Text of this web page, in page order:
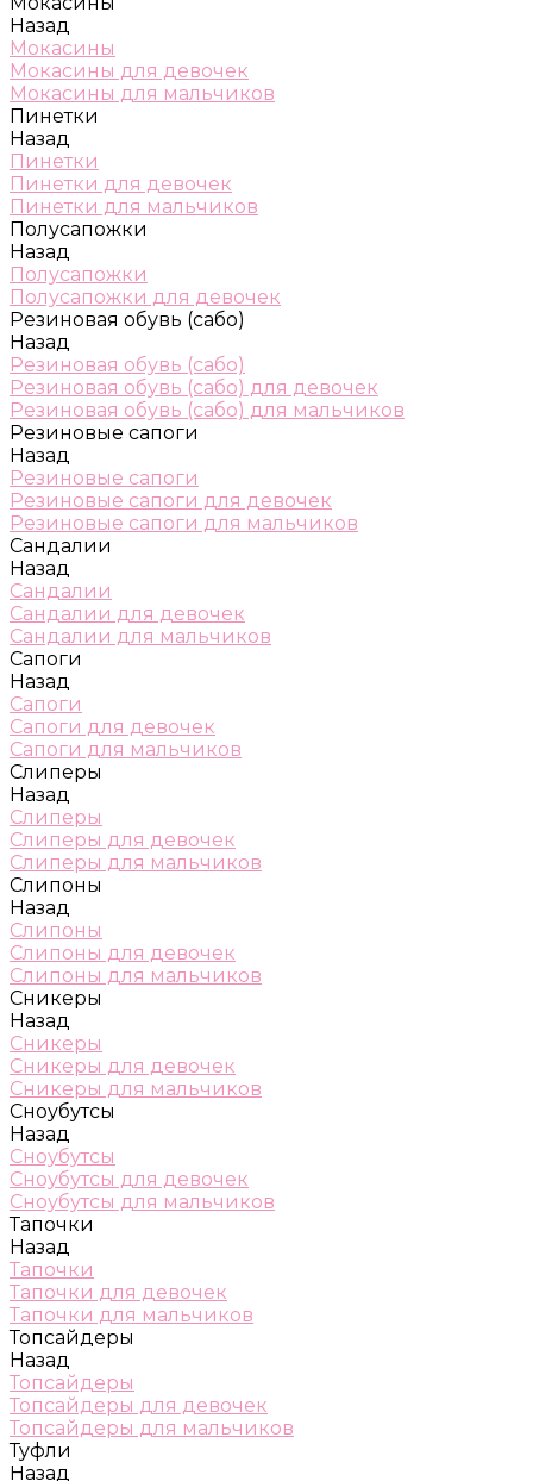
Назад
Мокасины
Мокасины для девочек
Мокасины для мальчиков
Пинетки
Назад
Пинетки
Пинетки для девочек
Пинетки для мальчиков
Полусапожки
Назад
Полусапожки
Полусапожки для девочек
Резиновая обувь (сабо)
Назад
Резиновая обувь (сабо)
Резиновая обувь (сабо) для девочек
Резиновая обувь (сабо) для мальчиков
Резиновые сапоги
Назад
Резиновые сапоги
Резиновые сапоги для девочек
Резиновые сапоги для мальчиков
Сандалии
Назад
Сандалии
Сандалии для девочек
Сандалии для мальчиков
Сапоги
Назад
Сапоги
Сапоги для девочек
Сапоги для мальчиков
Слиперы
Назад
Слиперы
Слиперы для девочек
Слиперы для мальчиков
Слипоны
Назад
Слипоны
Слипоны для девочек
Слипоны для мальчиков
Сникеры
Назад
Сникеры
Сникеры для девочек
Сникеры для мальчиков
Сноубутсы
Назад
Сноубутсы
Сноубутсы для девочек
Сноубутсы для мальчиков
Тапочки
Назад
Тапочки
Тапочки для девочек
Тапочки для мальчиков
Топсайдеры
Назад
Топсайдеры
Топсайдеры для девочек
Топсайдеры для мальчиков
Туфли
Назад